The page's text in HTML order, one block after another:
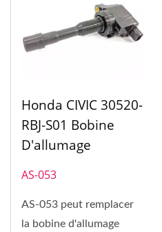
Honda CIVIC 30520-
RBJ-S01 Bobine
D'allumage
AS-053
AS-053 peut remplacer
la bobine d'allumage